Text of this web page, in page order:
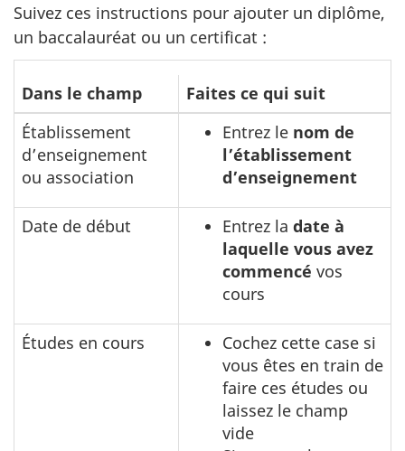
Suivez ces instructions pour ajouter un diplôme,
un baccalauréat ou un certificat :
Suivez
ces
instructions
pour ajouter
un
diplôme,
un
certificat
Dans le champ
Faites ce qui suit
Établissement
d’enseignement
ou association
Entrez le nom de
l’établissement
d’enseignement
Date de début Entrez la date à
laquelle vous avez
commencé vos
cours
Études en cours
Cochez cette case si
vous êtes en train de
faire ces études ou
laissez le champ
vide